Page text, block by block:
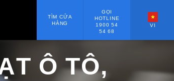
TÌM CỬA
HÀNG
GỌI
HOTLINE
1900 54
54 68
VI
Ô TÔ,